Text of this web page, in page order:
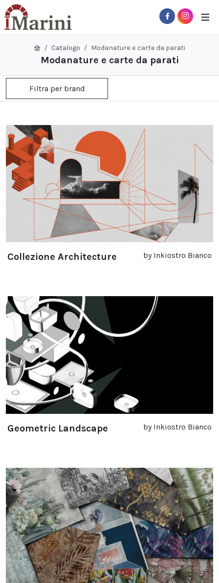
Menu
Catalogo Modanature e carte da parati
Modanature e carte da parati
Filtra per brand
Collezione Architecture by Inkiostro Bianco
Geometric Landscape by Inkiostro Bianco